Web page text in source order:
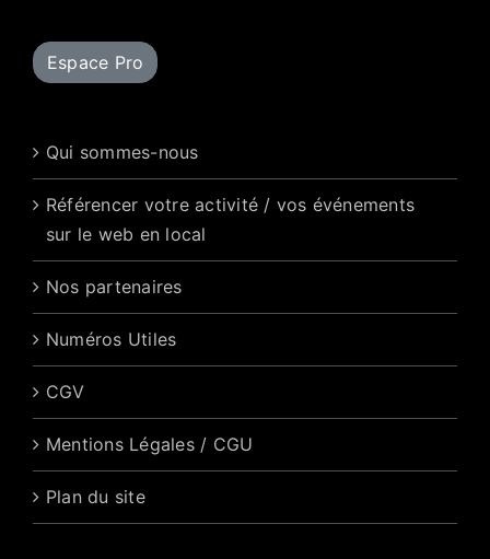
Espace Pro
Qui sommes-nous
Référencer votre activité / vos événements
sur le web en local
Nos partenaires
Numéros Utiles
CGV
Mentions Légales / CGU
Plan du site